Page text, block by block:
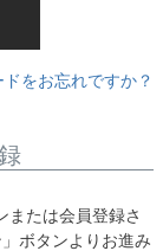
をお忘れですか？
または会員登録さ
ボタンよりお進み